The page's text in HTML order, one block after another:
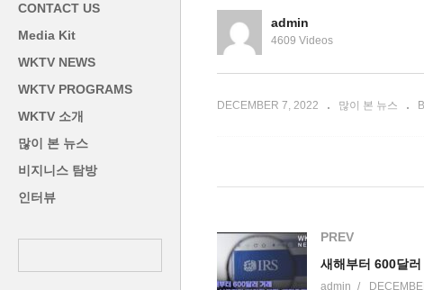
명 시대로 복귀 ‘한인들 11위’
CONTACT US
Media Kit
WKTV NEWS
WKTV PROGRAMS
WKTV 소개
많이 본 뉴스
비지니스 탐방
인터뷰
admin
4609 Videos
DECEMBER 7, 2022 많이 본 뉴스
PREV
admin